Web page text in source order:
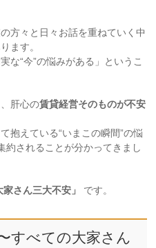
方々と日々お話を重ねていく中
ます。
な“今”の悩みがある」というこ
肝心の賃貸経営そのものが不安
抱えている“いまこの瞬間”の悩
約されることが分かってきまし
家さん三大不安」 です。
すべての大家さん